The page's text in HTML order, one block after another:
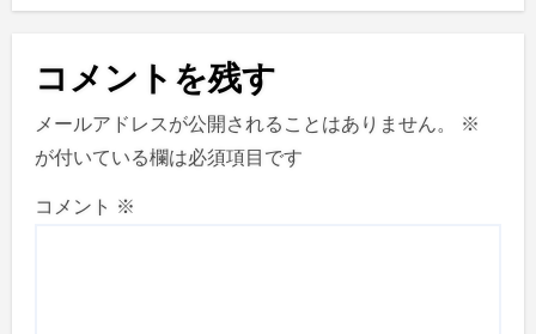
コメントを残す
メールアドレスが公開されることはありません。
※
が付いている欄は必須項目です
コメント ※